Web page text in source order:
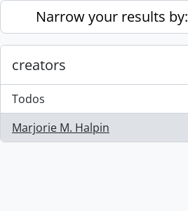
Skip to main content
Narrow your results by:
creators
Todos
Marjorie M. Halpin
, 2 resultados